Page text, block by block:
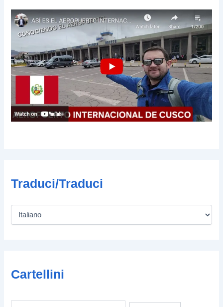
Traduci/Traduci
Cartellini